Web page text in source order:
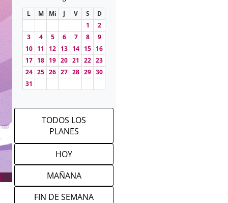
L
M Mi J V S
D
1
2
3
4 5 6 7 8
9
10 11 12 13 14 15 16
17 18 19 20 21 22 23
24 25 26 27 28 29 30
31
TODOS LOS
PLANES
HOY
MAÑANA
FIN DE SEMANA